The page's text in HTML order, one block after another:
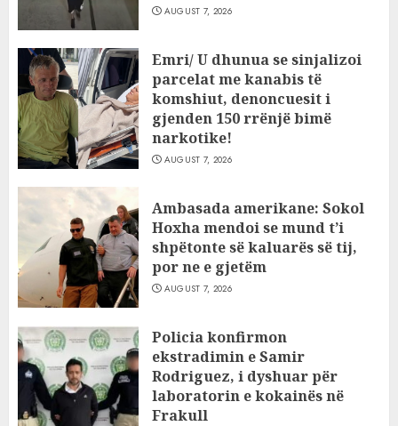
AUGUST 7, 2026
Emri/ U dhunua se sinjalizoi
parcelat me kanabis të
komshiut, denoncuesit i
gjenden 150 rrënjë bimë
narkotike!
AUGUST 7, 2026
Ambasada amerikane: Sokol
Hoxha mendoi se mund t’i
shpëtonte së kaluarës së tij,
por ne e gjetëm
AUGUST 7, 2026
Policia konfirmon
ekstradimin e Samir
Rodriguez, i dyshuar për
laboratorin e kokainës në
Frakull